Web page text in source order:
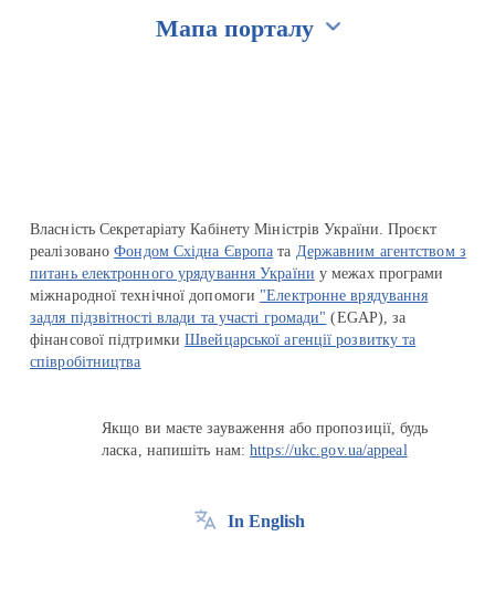
Мапа порталу
Власність Секретаріату Кабінету Міністрів України. Проєкт
реалізованоФондом Східна Європа та Державним агентством з
питань електронного урядування України у межах програми
міжнародної технічної допомоги "Електронне врядування
задля підзвітності влади та участі громади" (EGAP), за
фінансової підтримкиШвейцарської агенції розвитку та
співробітництва
Якщо ви маєте зауваження або пропозиції, будь
ласка, напишіть нам:https://ukc.gov.ua/appeal
In English